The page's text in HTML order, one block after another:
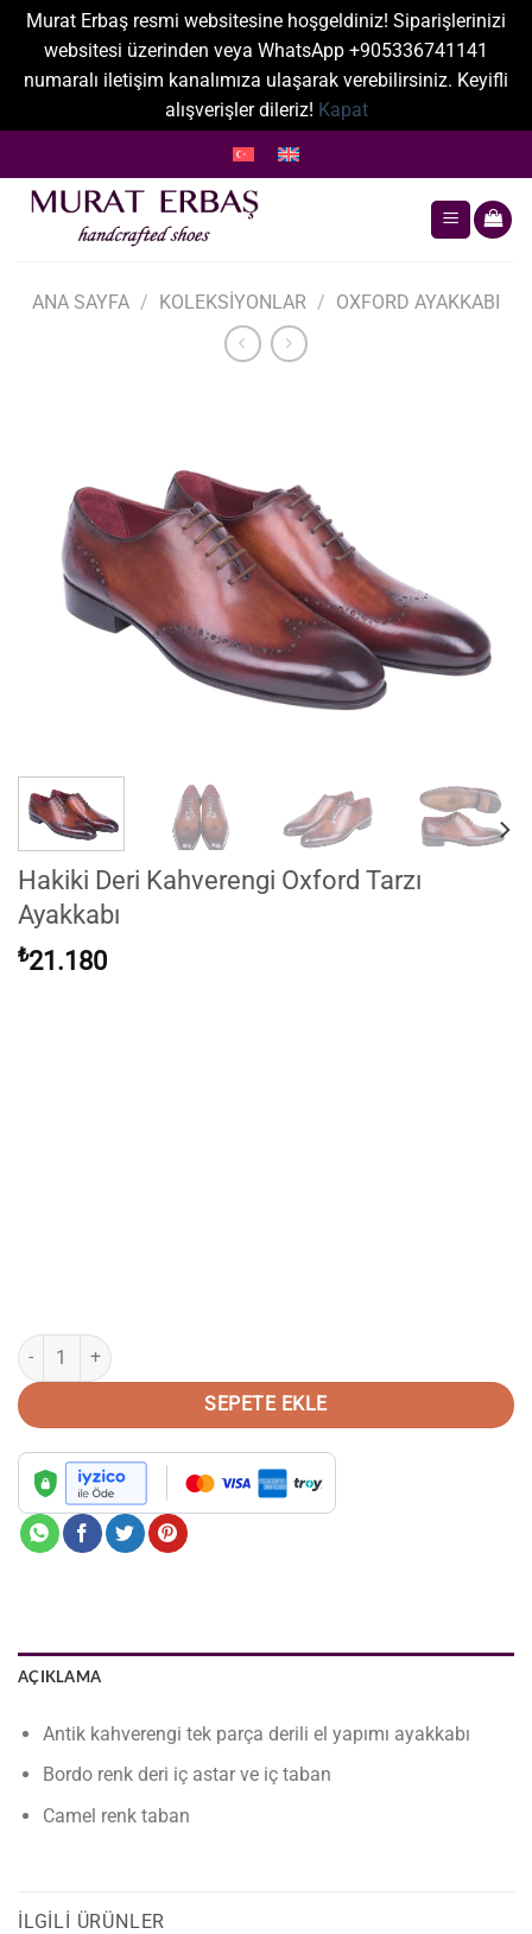
Murat Erbaş resmi websitesine hoşgeldiniz! Siparişlerinizi
websitesi üzerinden veya WhatsApp +905336741141
numaralı iletişim kanalımıza ulaşarak verebilirsiniz. Keyifli
alışverişler dileriz! Kapat
atla
ANA SAYFA / KOLEKSIYONLAR / OXFORD AYAKKABI
Hakiki Deri Kahverengi Oxford Tarzı
Ayakkabı
₺21.180
Hakiki Deri Kahverengi Oxford Tarzı Ayakkabı adet
SEPETE EKLE
AÇIKLAMA
Antik kahverengi tek parça derili el yapımı ayakkabı
Bordo renk deri iç astar ve iç taban
Camel renk taban
İLGILI ÜRÜNLER